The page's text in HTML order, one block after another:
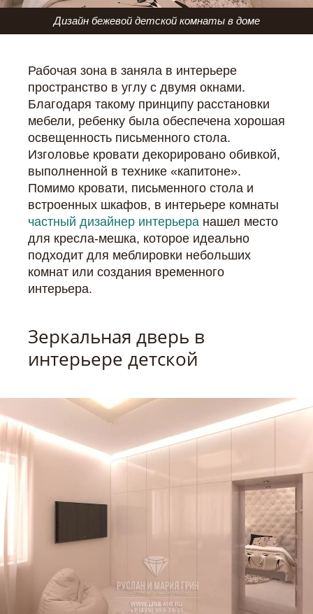
Дизайн бежевой детской комнаты в доме
Рабочая зона в заняла в интерьере
пространство в углу с двумя окнами.
Благодаря такому принципу расстановки
мебели, ребенку была обеспечена хорошая
освещенность письменного стола.
Изголовье кровати декорировано обивкой,
выполненной в технике «капитоне».
Помимо кровати, письменного стола и
встроенных шкафов, в интерьере комнаты
частный дизайнер интерьера нашел место
для кресла-мешка, которое идеально
подходит для меблировки небольших
комнат или создания временного
интерьера.
Зеркальная дверь в
интерьере детской